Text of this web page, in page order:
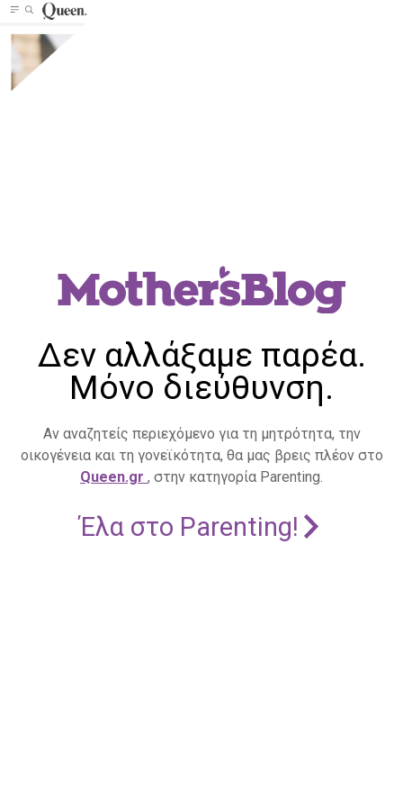
Δεν αλλάξαμε παρέα.
Μόνο διεύθυνση.
Αν αναζητείς περιεχόμενο για τη μητρότητα, την
οικογένεια και τη γονεϊκότητα, θα μας βρεις πλέον στο
Queen.gr , στην κατηγορία Parenting.
Έλα στο Parenting!